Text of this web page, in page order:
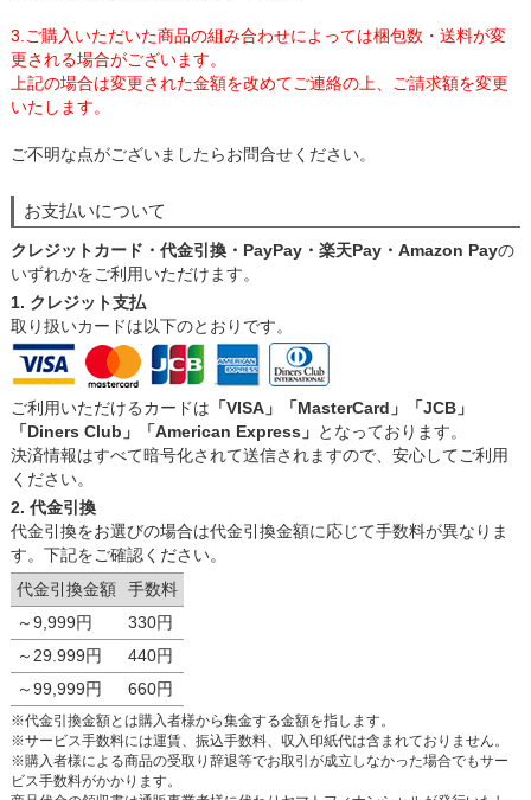
3.ご購入いただいた商品の組み合わせによっては梱包数・送料が変
更される場合がございます。
上記の場合は変更された金額を改めてご連絡の上、ご請求額を変更
いたします。
ご不明な点がございましたらお問合せください。
お支払いについて
クレジットカード・代金引換・PayPay・楽天Pay・Amazon Payの
いずれかをご利用いただけます。
1. クレジット支払
取り扱いカードは以下のとおりです。
ご利用いただけるカードは 「VISA」「MasterCard」「JCB」
「Diners Club」「American Express」 となっております。
決済情報はすべて暗号化されて送信されますので、安心してご利用
ください。
2. 代金引換
代金引換をお選びの場合は代金引換金額に応じて手数料が異なりま
す。下記をご確認ください。
代金引換金額
手数料
～9,999円
330円
～29.999円
440円
～99,999円
660円
※代金引換金額とは購入者様から集金する金額を指します。
※サービス手数料には運賃、振込手数料、収入印紙代は含まれておりません。
※購入者様による商品の受取り辞退等でお取引が成立しなかった場合でもサー
ビス手数料がかかります。